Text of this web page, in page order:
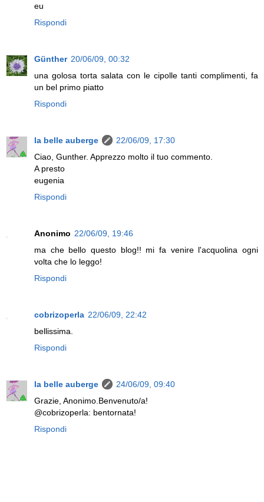
eu
Rispondi
Günther 20/06/09, 00:32
una golosa torta salata con le cipolle tanti complimenti, fa
un bel primo piatto
Rispondi
la belle auberge
22/06/09, 17:30
Ciao, Gunther. Apprezzo molto il tuo commento.
A presto
eugenia
Rispondi
Anonimo 22/06/09, 19:46
ma che bello questo blog!! mi fa venire l'acquolina ogni
volta che lo leggo!
Rispondi
cobrizoperla 22/06/09, 22:42
bellissima.
Rispondi
la belle auberge
24/06/09, 09:40
Grazie, Anonimo.Benvenuto/a!
@cobrizoperla: bentornata!
Rispondi